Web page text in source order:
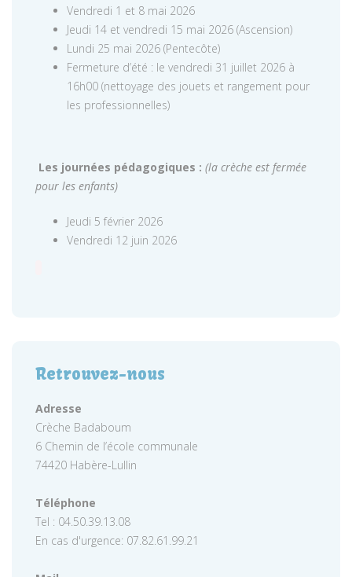
Vendredi 1 et 8 mai 2026
Jeudi 14 et vendredi 15 mai 2026 (Ascension)
Lundi 25 mai 2026 (Pentecôte)
Fermeture d’été : le vendredi 31 juillet 2026 à
16h00 (nettoyage des jouets et rangement pour
les professionnelles)
Les journées pédagogiques : (la crèche est fermée
pour les enfants)
Jeudi 5 février 2026
Vendredi 12 juin 2026
Retrouvez-nous
Adresse
Crèche Badaboum
6 Chemin de l’école communale
74420 Habère-Lullin
Téléphone
Tel : 04.50.39.13.08
En cas d'urgence: 07.82.61.99.21